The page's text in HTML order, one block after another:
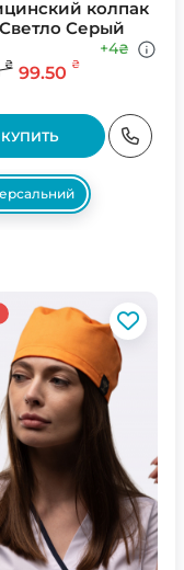
колпак
Серый
₴ 99.50 ₴
+4₴
КУПИТЬ